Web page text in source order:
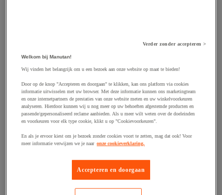
Draadstift
Haak en schroefoog
Ketting en trekkoord
Moer
Nagel en blindklinktang
Plug en pin
Punten, spijkers en nieten
Regelvoet
Ring
Scharnierpen, -strip en geheng
Sluitknop en handgreep
Verder zonder accepteren >
Welkom bij Manutan!
Wij vinden het belangrijk om u een bezoek aan onze website op maat te bieden!
Door op de knop "Accepteren en doorgaan" te klikken, kan ons platform via cookies
informatie uitwisselen met uw browser. Met deze informatie kunnen ons marketingteam
en onze internetpartners de prestaties van onze website meten en uw winkelvoorkeuren
analyseren. Hierdoor kunnen wij u nog meer op uw behoeften afgestemde producten en
passende/gepersonaliseerd reclame aanbieden. Als u meer wilt weten over de doeleinden
en voorkeuren voor elk type cookie, klikt u op "Cookievoorkeuren".
En als je ervoor kiest om je bezoek zonder cookies voort te zetten, mag dat ook! Voor
meer informatie verwijzen we je naar onze cookieverklaring.
Accepteren en doorgaan